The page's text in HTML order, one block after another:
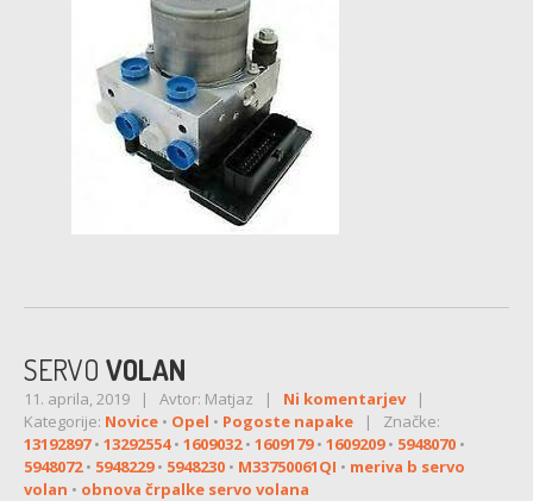
MULTIMEDIJA
SERVOVOLAN
BATERIJA
MULTIMEDIJA
FORD
ABS
SERVO VOLAN
11. aprila, 2019 | Avtor: Matjaz | Ni komentarjev|
Kategorije: Novice • Opel • Pogoste napake | Značke:
13192897• 13292554• 1609032• 1609179• 1609209• 5948070 •
5948072• 5948229• 5948230 • M33750061QI • meriva b servo
volan • obnova črpalke servo volana